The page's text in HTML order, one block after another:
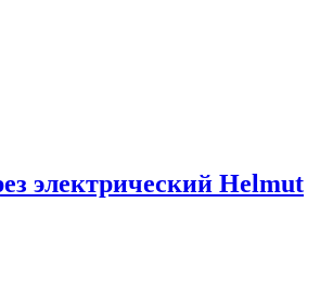
электрический Helmut